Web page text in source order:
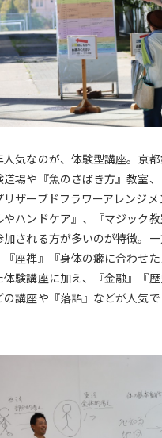
人気なのが、体験型講座。京
道場や『魚のさばき方』教室、
リザーブドフラワーアレンジ
やハンドケア』、『マジック
加される方が多いのが特徴。
『座禅』『身体の癖に合わせ
体験講座に加え、『金融』『歴
の講座や『落語』などが人気で